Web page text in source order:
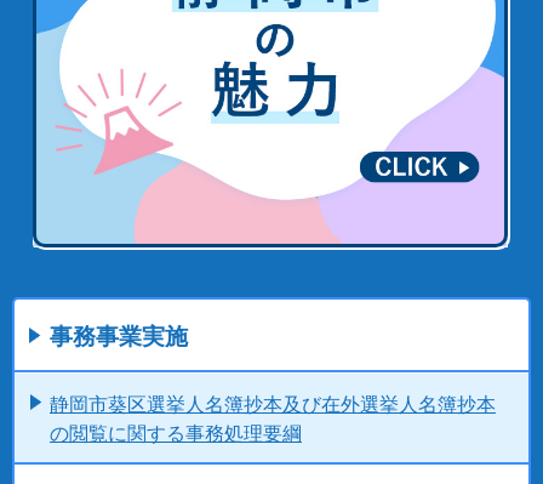
事務事業実施
静岡市葵区選挙人名簿抄本及び在外選挙人名簿抄本
の閲覧に関する事務処理要綱